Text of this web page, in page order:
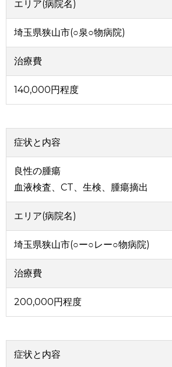
エリア(病院名)
埼玉県狭山市(○泉○物病院)
治療費
140,000円程度
症状と内容
良性の腫瘍
血液検査、CT、生検、腫瘍摘出
エリア(病院名)
埼玉県狭山市(○ー○レー○物病院)
治療費
200,000円程度
症状と内容